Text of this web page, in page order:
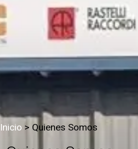
Inicio > Quienes Somos